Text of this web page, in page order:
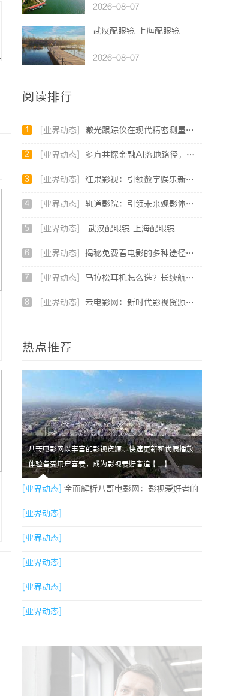
2026-08-07
武汉配眼镜 上海配眼镜
2026-08-07
阅读排行
1 [业界动态] 激光跟踪仪在现代精密测量中的应用与发展趋势
2 [业界动态] 多方共探金融AI落地路径，天创信用星图AI助力产业金融智能升级
3 [业界动态] 红果影视：引领数字娱乐新时代的创新典范
4 [业界动态] 轨道影院：引领未来观影体验的创新平台
5 [业界动态] 武汉配眼镜 上海配眼镜
6 [业界动态] 揭秘免费看电影的多种途径及注意事项详解
7 [业界动态] 马拉松耳机怎么选？长续航防水防汗实测盘点
8 [业界动态] 云电影网：新时代影视资源的智能云端平台解析
热点推荐
八哥电影网以丰富的影视资源、快速更新和优质播放
体验备受用户喜爱，成为影视爱好者追【....】
[业界动态] 全面解析八哥电影网：影视爱好者的
天堂与资源宝库
[业界动态]
[业界动态]
[业界动态]
[业界动态]
[业界动态]